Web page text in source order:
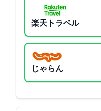
楽天トラベル
じゃらん